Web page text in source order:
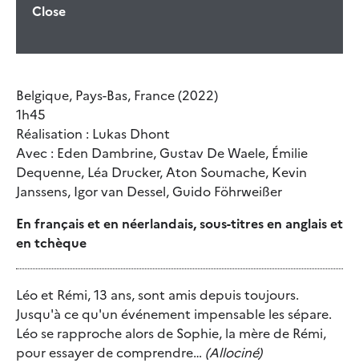
Close
Belgique, Pays-Bas, France (2022)
1h45
Réalisation : Lukas Dhont
Avec : Eden Dambrine, Gustav De Waele, Émilie
Dequenne, Léa Drucker, Aton Soumache, Kevin
Janssens, Igor van Dessel, Guido Föhrweißer
En français et en néerlandais, sous-titres en anglais et
en tchèque
Léo et Rémi, 13 ans, sont amis depuis toujours.
Jusqu'à ce qu'un événement impensable les sépare.
Léo se rapproche alors de Sophie, la mère de Rémi,
pour essayer de comprendre… (Allociné)